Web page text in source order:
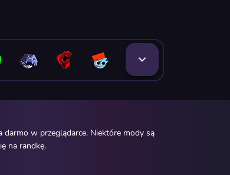
w przeglądarce. Niektóre mody są
na randkę.